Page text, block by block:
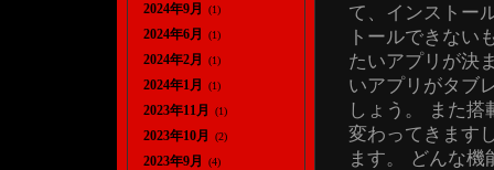
て、インストー
トールできない
たいアプリが決
いアプリがタブ
しょう。 また搭
変わってきます
ます。 どんな
2024年9月 (1)
2024年6月 (1)
2024年2月 (1)
2024年1月 (1)
2023年11月 (1)
2023年10月 (2)
2023年9月 (4)